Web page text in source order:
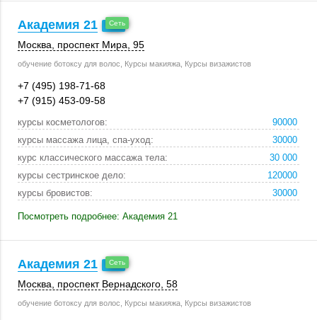
Академия 21
Москва проспект Мира, 95
обучение ботоксу для волос, Курсы макияжа, Курсы визажистов
+7 (495) 198-71-68
+7 (915) 453-09-58
курсы косметологов:
90000
курсы массажа лица, спа-уход:
30000
курс классического массажа тела:
30 000
курсы сестринское дело:
120000
курсы бровистов:
30000
Посмотреть подробнее: Академия 21
Академия 21
Москва , проспект Вернадского, 58
обучение ботоксу для волос, Курсы макияжа, Курсы визажистов